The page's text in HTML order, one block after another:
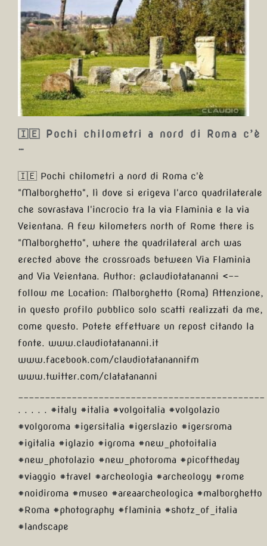
🇮🇪 Pochi chilometri a nord
di Roma c’è …
🇮🇪 Pochi chilometri a nord di Roma c’è
…
🇮🇪 Pochi chilometri a nord di Roma c'è
"Malborghetto", lì dove si erigeva l'arco quadrilaterale
che sovrastava l'incrocio tra la via Flaminia e la via
Veientana. A few kilometers north of Rome there is
"Malborghetto", where the quadrilateral arch was
erected above the crossroads between Via Flaminia
and Via Veientana. Author: @claudiotatananni <--
follow me Location: Malborghetto (Roma) Attenzione,
in questo profilo pubblico solo scatti realizzati da me,
come questo. Potete effettuare un repost citando la
fonte. www.claudiotatananni.it
www.facebook.com/claudiotatanannifm
www.twitter.com/clatatananni
. . . . . #italy #italia #volgoitalia #volgolazio
#volgoroma #igersitalia #igerslazio #igersroma
#igitalia #iglazio #igroma #new_photoitalia
#new_photolazio #new_photoroma #picoftheday
#viaggio #travel #archeologia #archeology #rome
#noidiroma #museo #areaarcheologica #malborghetto
#Roma #photography #flaminia #shotz_of_italia
#landscape